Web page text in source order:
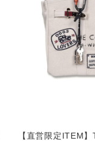
【直営限定ITEM